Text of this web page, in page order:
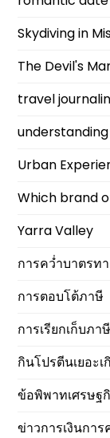
Skydiving in
The Devil's
travel
Urban
Which brand
Yarra Valley
การคว่ำบาตรท
การตอบโต้ภาษี
การเรียกเก็บภา
กินโปรตีนเยอะ
ข้อพิพาทเศรษฐ
ข่าวการเงินการ